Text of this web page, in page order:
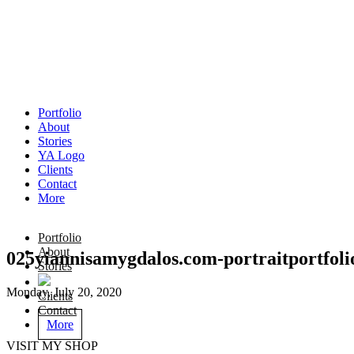
Portfolio
About
Stories
YA Logo
Clients
Contact
More
Portfolio
About
Stories
Clients
Contact
More
025yiannisamygdalos.com-
Monday, July 20, 2020
VISIT MY SHOP